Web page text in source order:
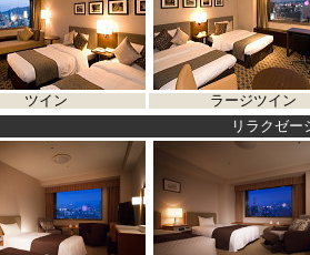
ツイン ラージツイン
リラクゼー